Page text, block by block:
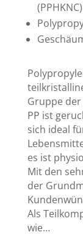
Gruppe
PP ist
sich ideal
es ist
Mit den
der
Als
wie…